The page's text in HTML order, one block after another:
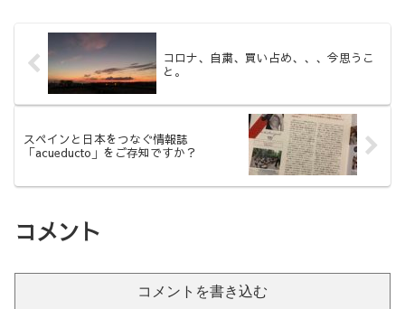
コロナ、自粛、買い占め、、、今思うこ
と。
スペインと日本をつなぐ情報誌
「acueducto」をご存知ですか？
コメント
コメントを書き込む